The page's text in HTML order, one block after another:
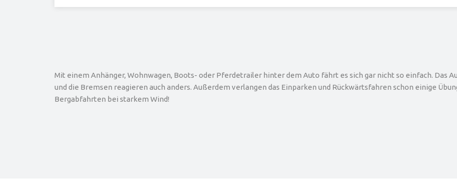
Mit einem Anhänger, Wohnwagen, Boots- oder Pferdetrailer hinter dem Auto fährt es sich gar nicht so einfach. Das
und die Bremsen reagieren auch anders. Außerdem verlangen das Einparken und Rückwärtsfahren schon einige
Bergabfahrten bei starkem Wind!